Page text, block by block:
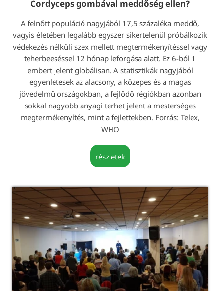
Cordyceps gombával meddőség ellen?
A felnőtt populáció nagyjából 17,5 százaléka meddő,
vagyis életében legalább egyszer sikertelenül próbálkozik
védekezés nélküli szex mellett megtermékenyítéssel vagy
teherbeeséssel 12 hónap leforgása alatt. Ez 6-ból 1
embert jelent globálisan. A statisztikák nagyjából
egyenletesek az alacsony, a közepes és a magas
jövedelmű országokban, a fejlődő régiókban azonban
sokkal nagyobb anyagi terhet jelent a mesterséges
megtermékenyítés, mint a fejlettekben. Forrás: Telex,
WHO
részletek